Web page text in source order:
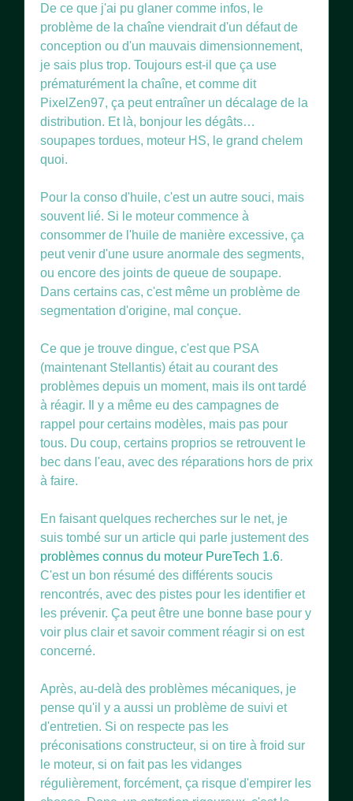
De ce que j'ai pu glaner comme infos, le
problème de la chaîne viendrait d'un défaut de
conception ou d'un mauvais dimensionnement,
je sais plus trop. Toujours est-il que ça use
prématurément la chaîne, et comme dit
PixelZen97, ça peut entraîner un décalage de la
distribution. Et là, bonjour les dégâts…
soupapes tordues, moteur HS, le grand chelem
quoi.
Pour la conso d'huile, c'est un autre souci, mais
souvent lié. Si le moteur commence à
consommer de l'huile de manière excessive, ça
peut venir d'une usure anormale des segments,
ou encore des joints de queue de soupape.
Dans certains cas, c'est même un problème de
segmentation d'origine, mal conçue.
Ce que je trouve dingue, c'est que PSA
(maintenant Stellantis) était au courant des
problèmes depuis un moment, mais ils ont tardé
à réagir. Il y a même eu des campagnes de
rappel pour certains modèles, mais pas pour
tous. Du coup, certains proprios se retrouvent le
bec dans l'eau, avec des réparations hors de prix
à faire.
En faisant quelques recherches sur le net, je
suis tombé sur un article qui parle justement des
problèmes connus du moteur PureTech 1.6.
C'est un bon résumé des différents soucis
rencontrés, avec des pistes pour les identifier et
les prévenir. Ça peut être une bonne base pour y
voir plus clair et savoir comment réagir si on est
concerné.
Après, au-delà des problèmes mécaniques, je
pense qu'il y a aussi un problème de suivi et
d'entretien. Si on respecte pas les
préconisations constructeur, si on tire à froid sur
le moteur, si on fait pas les vidanges
régulièrement, forcément, ça risque d'empirer les